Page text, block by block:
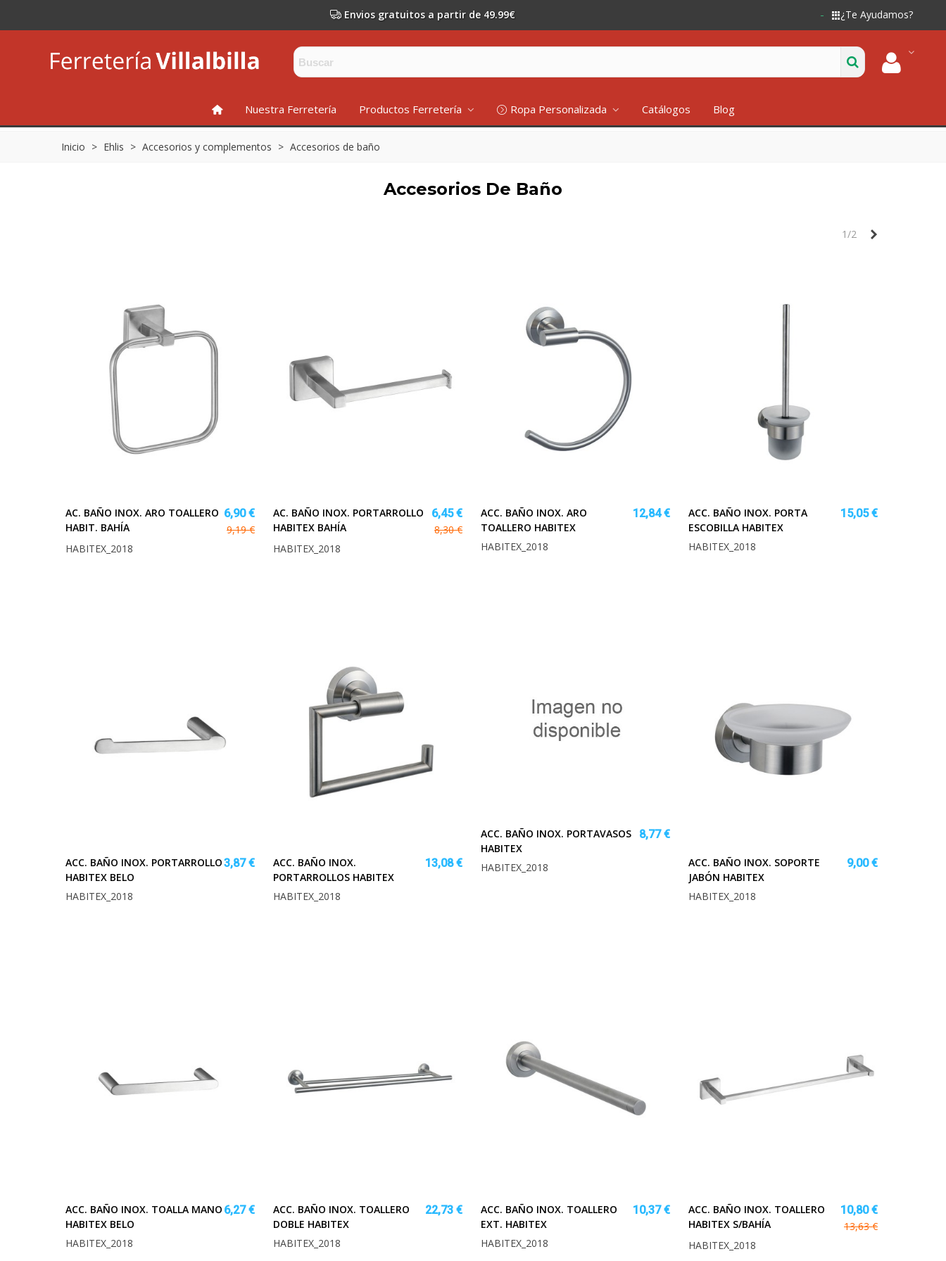
Envios gratuitos a partir de 49.99€ ¿Te Ayudamos?
INICIONuestra Ferretería Productos Ferretería Ropa Personalizada Catálogos Blog
Inicio > Ehlis > Accesorios y complementos > Accesorios de baño
Accesorios De Baño
1/2
AC. BAÑO INOX. ARO TOALLERO
HABIT. BAHÍA
6,90 €
9,19 €
HABITEX_2018
AC. BAÑO INOX. PORTARROLLO
HABITEX BAHÍA
6,45 €
8,30 €
HABITEX_2018
ACC. BAÑO INOX. ARO
TOALLERO HABITEX
12,84 €
HABITEX_2018
ACC. BAÑO INOX. PORTA
ESCOBILLA HABITEX
15,05 €
HABITEX_2018
ACC. BAÑO INOX. PORTARROLLO
HABITEX BELO
3,87 €
HABITEX_2018
ACC. BAÑO INOX.
PORTARROLLOS HABITEX
13,08 €
HABITEX_2018
ACC. BAÑO INOX. PORTAVASOS
HABITEX
8,77 €
HABITEX_2018
ACC. BAÑO INOX. SOPORTE
JABÓN HABITEX
9,00 €
HABITEX_2018
ACC. BAÑO INOX. TOALLA MANO
HABITEX BELO
6,27 €
HABITEX_2018
ACC. BAÑO INOX. TOALLERO
DOBLE HABITEX
22,73 €
HABITEX_2018
ACC. BAÑO INOX. TOALLERO
EXT. HABITEX
10,37 €
HABITEX_2018
ACC. BAÑO INOX. TOALLERO
HABITEX S/BAHÍA
10,80 €
13,63 €
HABITEX_2018